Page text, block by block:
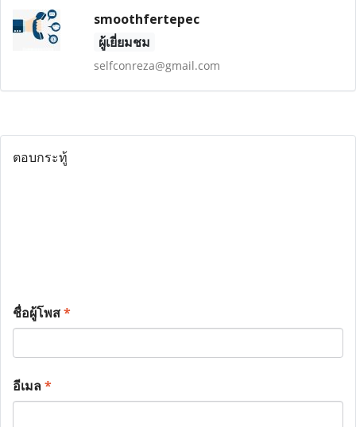
smoothfertepec
ผู้เยี่ยมชม
selfconreza@gmail.com
ตอบกระทู้
ชื่อผู้โพส*
อีเมล*